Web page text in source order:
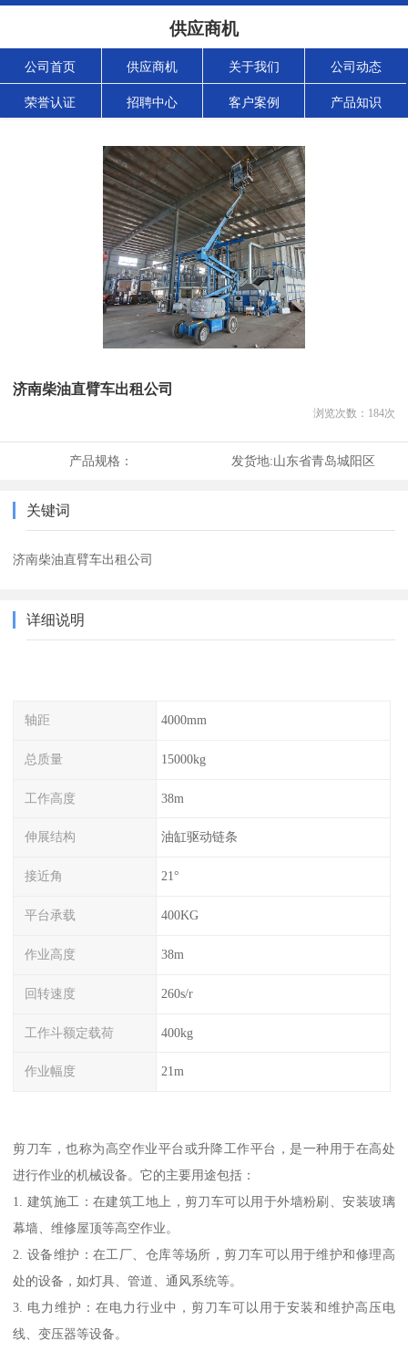
供应商机
公司首页 供应商机 关于我们 公司动态
荣誉认证 招聘中心 客户案例 产品知识
济南柴油直臂车出租公司
浏览次数： 184次
产品规格： 发货地:山东省青岛城阳区
关键词
济南柴油直臂车出租公司
详细说明
轴距 4000mm
总质量 15000kg
工作高度 38m
伸展结构 油缸驱动链条
接近角 21°
平台承载 400KG
作业高度 38m
回转速度 260s/r
工作斗额定载荷 400kg
作业幅度 21m
剪刀车，也称为高空作业平台或升降工作平台，是一种用于在高处
进行作业的机械设备。它的主要用途包括：
1. 建筑施工：在建筑工地上，剪刀车可以用于外墙粉刷、安装玻璃
幕墙、维修屋顶等高空作业。
2. 设备维护：在工厂、仓库等场所，剪刀车可以用于维护和修理高
处的设备，如灯具、管道、通风系统等。
3. 电力维护：在电力行业中，剪刀车可以用于安装和维护高压电
线、变压器等设备。